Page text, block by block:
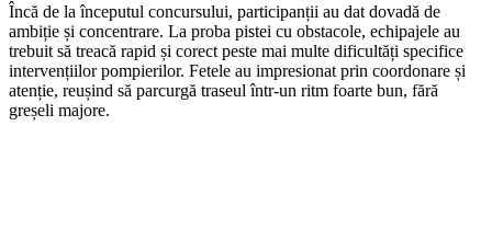
Încă de la începutul concursului, participanții au dat dovadă de
ambiție și concentrare. La proba pistei cu obstacole, echipajele au
trebuit să treacă rapid și corect peste mai multe dificultăți specifice
intervențiilor pompierilor. Fetele au impresionat prin coordonare și
atenție, reușind să parcurgă traseul într-un ritm foarte bun, fără
greșeli majore.